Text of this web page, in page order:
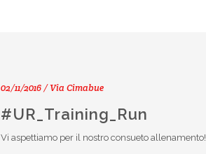
02/11/2016 / Via Cimabue
#UR_Training_Run
Vi aspettiamo per il nostro consueto allenamento!